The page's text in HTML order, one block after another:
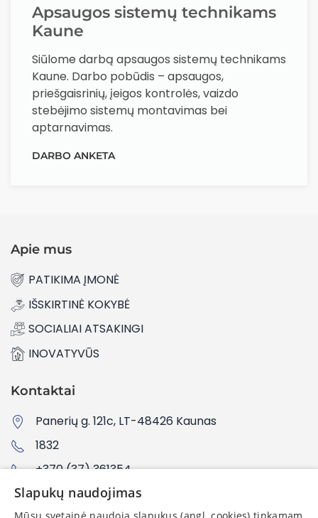
Apsaugos sistemų technikams
Kaune
Siūlome darbą apsaugos sistemų technikams
Kaune. Darbo pobūdis – apsaugos,
priešgaisrinių, įeigos kontrolės, vaizdo
stebėjimo sistemų montavimas bei
aptarnavimas.
DARBO ANKETA
Apie mus
PATIKIMA ĮMONĖ
IŠSKIRTINĖ KOKYBĖ
SOCIALIAI ATSAKINGI
INOVATYVŪS
Kontaktai
Panerių g. 121c, LT-48426 Kaunas
1832
+370 (37) 361354
info@jungtis.lt
Slapukų naudojimas